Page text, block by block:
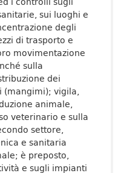
sui luoghi e
degli
di trasporto e
movimentazione
sulla
dei
(mangimi); vigila,
animale,
veterinario e sulla
settore,
e sanitaria
è preposto,
e sugli impianti